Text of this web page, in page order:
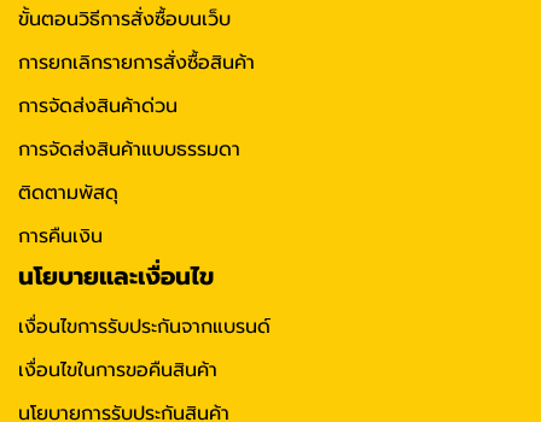
ขั้นตอนวิธีการสั่งซื้อบนเว็บ
การยกเลิกรายการสั่งซื้อสินค้า
การจัดส่งสินค้าด่วน
การจัดส่งสินค้าแบบธรรมดา
ติดตามพัสดุ
การคืนเงิน
นโยบายและเงื่อนไข
เงื่อนไขการรับประกันจากแบรนด์
เงื่อนไขในการขอคืนสินค้า
นโยบายการรับประกันสินค้า